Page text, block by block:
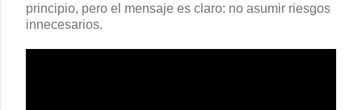
principio, pero el mensaje es claro: no asumir riesgos
innecesarios.